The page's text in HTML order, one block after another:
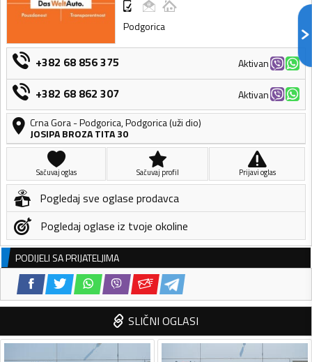
Podgorica
+382 68 856 375 Aktivan
+382 68 862 307
Aktivan
Crna Gora-Podgorica,Podgorica (uži dio)
JOSIPA BROZA TITA 30
Sačuvaj oglas Sačuvaj profil Prijavi oglas
Pogledaj sve oglase prodavca
Pogledaj oglase iz tvoje okoline
PODIJELI SA PRIJATELJIMA
SLIČNI OGLASI